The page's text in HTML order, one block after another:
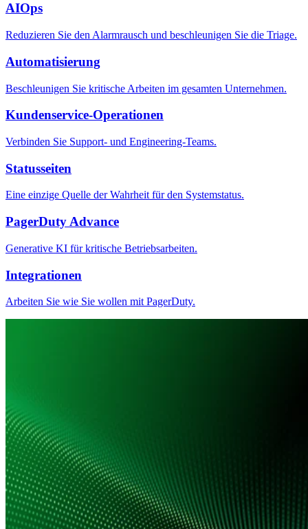
AIOps
Reduzieren Sie den Alarmrausch und beschleunigen Sie die Triage.
Automatisierung
Beschleunigen Sie kritische Arbeiten im gesamten Unternehmen.
Kundenservice-Operationen
Verbinden Sie Support- und Engineering-Teams.
Statusseiten
Eine einzige Quelle der Wahrheit für den Systemstatus.
PagerDuty Advance
Generative KI für kritische Betriebsarbeiten.
Integrationen
Arbeiten Sie wie Sie wollen mit PagerDuty.